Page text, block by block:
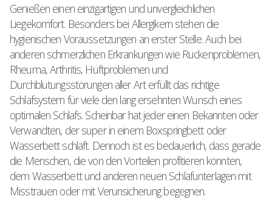
Genießen einen einzigartigen und unvergleichlichen
Liegekomfort. Besonders bei Allergikern stehen die
hygienischen Voraussetzungen an erster Stelle. Auch bei
anderen schmerzlichen Erkrankungen wie Rückenproblemen,
Rheuma, Arthritis, Hüftproblemen und
Durchblutungsstörungen aller Art erfüllt das richtige
Schlafsystem für viele den lang ersehnten Wunsch eines
optimalen Schlafs. Scheinbar hat jeder einen Bekannten oder
Verwandten, der super in einem Boxspringbett oder
Wasserbett schläft. Dennoch ist es bedauerlich, dass gerade
die Menschen, die von den Vorteilen profitieren könnten,
dem Wasserbett und anderen neuen Schlafunterlagen mit
Misstrauen oder mit Verunsicherung begegnen.